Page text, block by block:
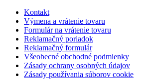
Kontakt
Výmena a vrátenie tovaru
Formulár na vrátenie tovaru
Reklamačný poriadok
Reklamačný formulár
Všeobecné obchodné podmienky
Zásady ochrany osobných údajov
Zásady používania súborov cookie